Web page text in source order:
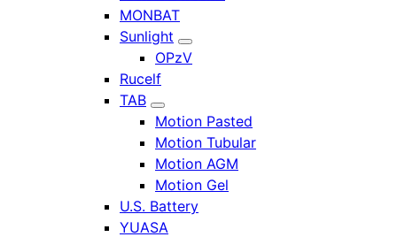
MONBAT
Sunlight
OPzV
Rucelf
TAB
Motion Pasted
Motion Tubular
Motion AGM
Motion Gel
U.S. Battery
YUASA